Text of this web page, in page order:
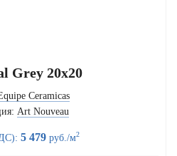
Grey 20x20
Ceramicas
Art Nouveau
5 479руб./м2